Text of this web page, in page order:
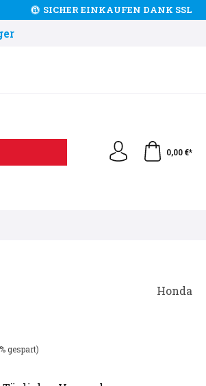
SICHER EINKAUFEN DANK SSL
0,00 €*
Honda
gespart)